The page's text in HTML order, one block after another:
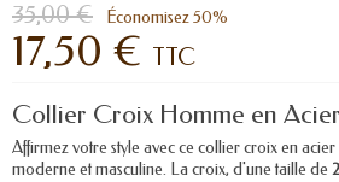
35,00 € Économisez 50%
17,50 € TTC
Collier Croix Homme en
Affirmez votre style avec ce collier croix en
moderne et masculine. La croix, d'une taille de